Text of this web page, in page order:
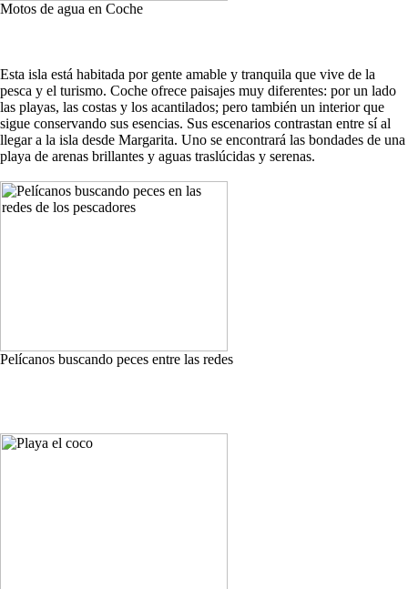
Motos de agua en Coche
Esta isla está habitada por gente amable y tranquila que vive de la
pesca y el turismo. Coche ofrece paisajes muy diferentes: por un lado
las playas, las costas y los acantilados; pero también un interior que
sigue conservando sus esencias. Sus escenarios contrastan entre sí al
llegar a la isla desde Margarita. Uno se encontrará las bondades de una
playa de arenas brillantes y aguas traslúcidas y serenas.
Pelícanos buscando peces entre las redes